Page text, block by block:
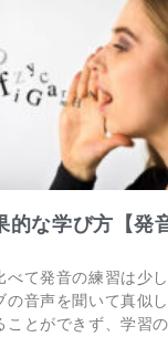
な学び方【発
べて発音の練習は少
の音声を聞いて真似
とができず、学習